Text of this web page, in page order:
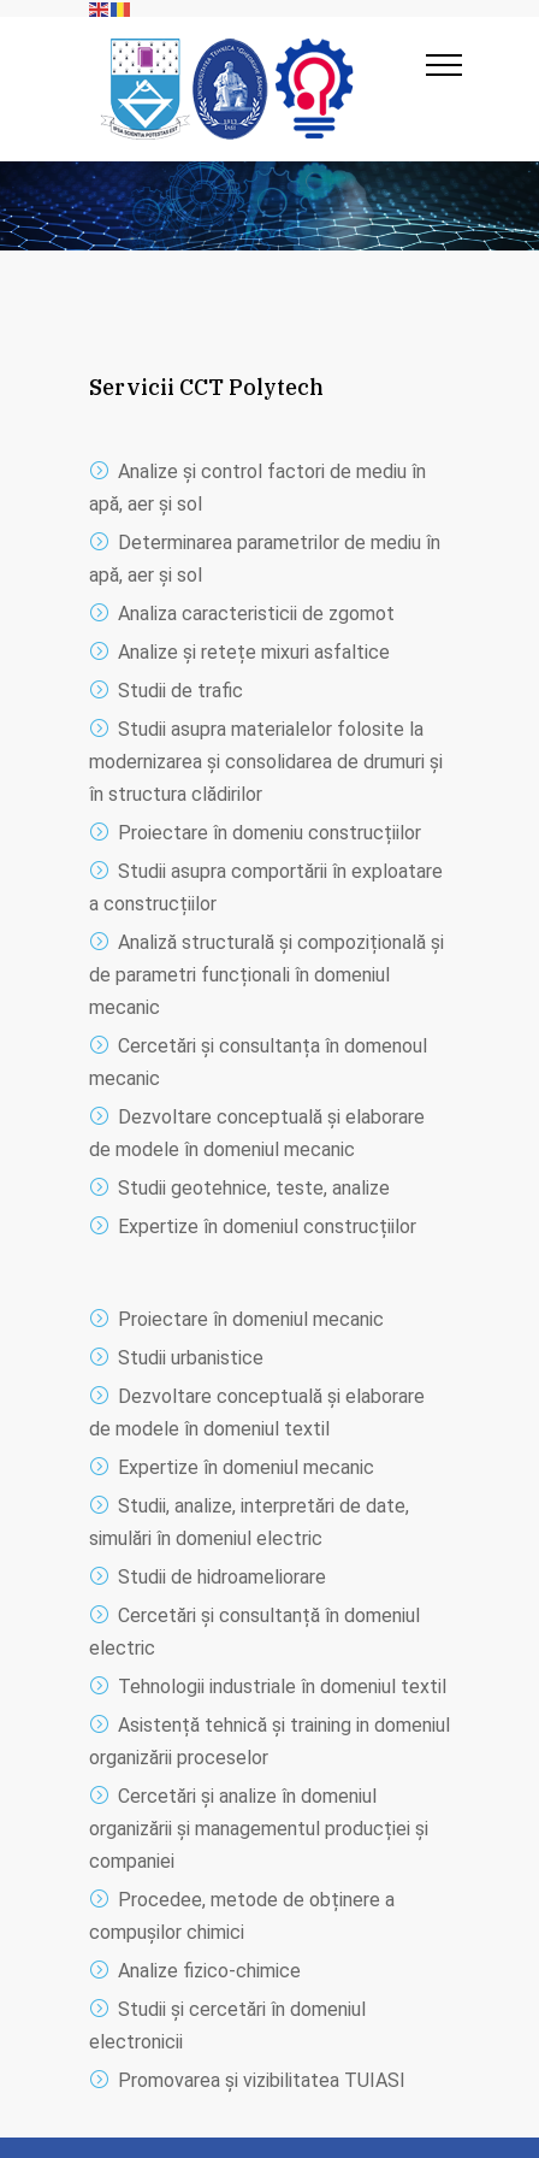
Servicii CCT Polytech
Analize și control factori de mediu în
apă, aer și sol
Determinarea parametrilor de mediu în
apă, aer și sol
Analiza caracteristicii de zgomot
Analize și retețe mixuri asfaltice
Studii de trafic
Studii asupra materialelor folosite la
modernizarea și consolidarea de drumuri și
în structura clădirilor
Proiectare în domeniu construcțiilor
Studii asupra comportării în exploatare
a construcțiilor
Analiză structurală și compozițională și
de parametri funcționali în domeniul
mecanic
Cercetări și consultanța în domenoul
mecanic
Dezvoltare conceptuală și elaborare
de modele în domeniul mecanic
Studii geotehnice, teste, analize
Expertize în domeniul construcțiilor
Proiectare în domeniul mecanic
Studii urbanistice
Dezvoltare conceptuală și elaborare
de modele în domeniul textil
Expertize în domeniul mecanic
Studii, analize, interpretări de date,
simulări în domeniul electric
Studii de hidroameliorare
Cercetări și consultanță în domeniul
electric
Tehnologii industriale în domeniul textil
Asistență tehnică și training in domeniul
organizării proceselor
Cercetări și analize în domeniul
organizării și managementul producției și
companiei
Procedee, metode de obținere a
compușilor chimici
Analize fizico-chimice
Studii și cercetări în domeniul
electronicii
Promovarea și vizibilitatea TUIASI